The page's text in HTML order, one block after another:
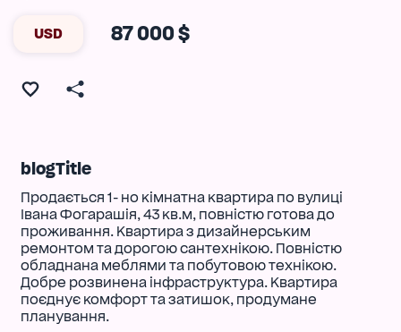
USD 87 000 $
blogTitle
Продається 1- но кімнатна квартира по вулиці
Івана Фогарашія, 43 кв.м, повністю готова до
проживання. Квартира з дизайнерським
ремонтом та дорогою сантехнікою. Повністю
обладнана меблями та побутовою технікою.
Добре розвинена інфраструктура. Квартира
поєднує комфорт та затишок, продумане
планування.